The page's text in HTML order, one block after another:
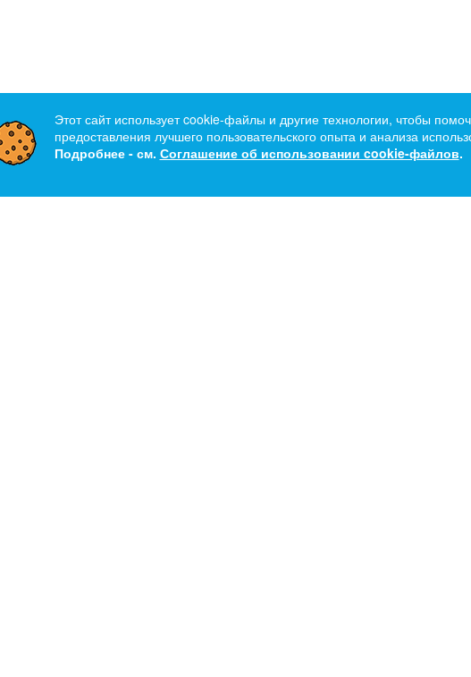
Этот сайт использует cookie-файлы и другие технологии, чтобы
предоставления лучшего пользовательского опыта и анализа
Подробнее - см. Соглашение об использовании cookie-файлов.